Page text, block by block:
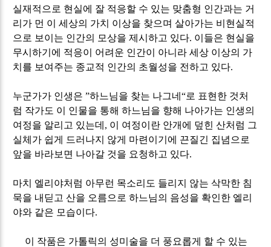
실재적으로 현실에 잘 적응할 수 있는 맞춤형 인간과는 거
리가 먼 이 세상의 가치 이상을 찾으며 살아가는 비현실적
으로 보이는 인간의 모상을 제시하고 있다. 이들은 현실을
무시하기에 적응이 어려운 인간이 아니라 세상 이상의 가
치를 보여주는 종교적 인간의 초월성을 전하고 있다.
누군가가 인생은”하느님을 찾는 나그네“로 표현한 것처
럼 작가도 이 인물을 통해 하느님을 향해 나아가는 인생의
여정을 알리고 있는데 , 이 여정이란 안개에 덮힌 산처럼 그
실체가 쉽게 드러나지 않게 마련이기에 끈질긴 집념으로
앞을 바라보면 나아갈 것을 요청하고 있다.
마치 엘리야처럼 아무런 목소리도 들리지 않는 삭막한 침
묵을 내딛고 산을 오름으로 하느님의 음성을 확인한 엘리
야와 같은 모습이다.
이 작품은 가톨릭의 성미술을 더 풍요롭게 할 수 있는